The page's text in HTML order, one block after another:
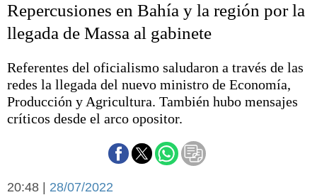
El mundo
Seguridad
Opinión
Deportes
Escenario Olímpico
Liga del Sur
Básquetbol
Fútbol
Federal A
Aplausos
Repercusiones en Bahía y la región por la
llegada de Massa al gabinete
Referentes del oficialismo saludaron a través de las
redes la llegada del nuevo ministro de Economía,
Producción y Agricultura. También hubo mensajes
críticos desde el arco opositor.
20:48 | 28/07/2022